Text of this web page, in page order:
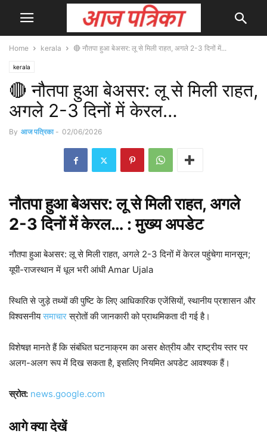
Home kerala 🔴 नौतपा हुआ बेअसर: लू से मिली राहत, अगले 2-3 दिनों में...
kerala
🔴 नौतपा हुआ बेअसर: लू से मिली राहत,
अगले 2-3 दिनों में केरल…
By आज पत्रिका - 02/06/2026
नौतपाहुआबेअसर: लू से मिली राहत, अगले
2-3 दिनों में केरल… : मुख्यअपडेट
नौतपा हुआ बेअसर: लू से मिली राहत, अगले 2-3 दिनों में केरल पहुंचेगा मानसून;
यूपी-राजस्थान में धूल भरी आंधी Amar Ujala
स्थिति से जुड़े तथ्यों की पुष्टि के लिए आधिकारिक एजेंसियों, स्थानीय प्रशासन और
विश्वसनीयसमाचारस्रोतों की जानकारी को प्राथमिकता दी गई है।
विशेषज्ञ मानते हैं कि संबंधित घटनाक्रम का असर क्षेत्रीय और राष्ट्रीय स्तर पर
अलग-अलग रूप में दिख सकता है, इसलिए नियमित अपडेट आवश्यक हैं।
स्रोत: news.google.com
आगे क्या देखें